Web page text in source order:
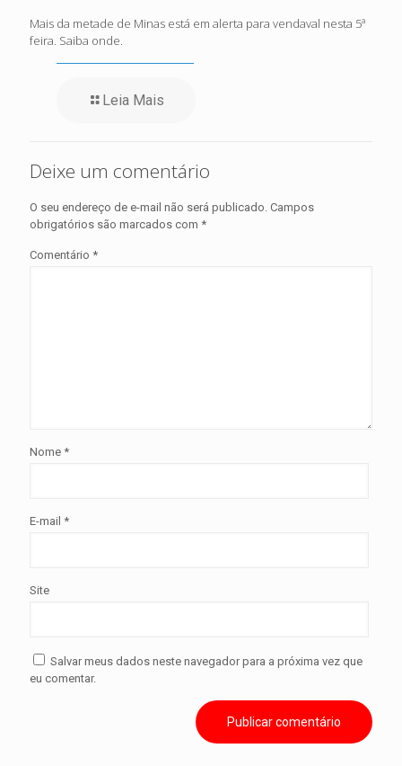
Mais da metade de Minas está em alerta para vendaval nesta 5ª
feira. Saiba onde.
Leia Mais
Deixe um comentário
O seu endereço de e-mail não será publicado. Campos
obrigatórios são marcados com *
Comentário *
Nome *
E-mail *
Site
Salvar meus dados neste navegador para a próxima vez que
eu comentar.